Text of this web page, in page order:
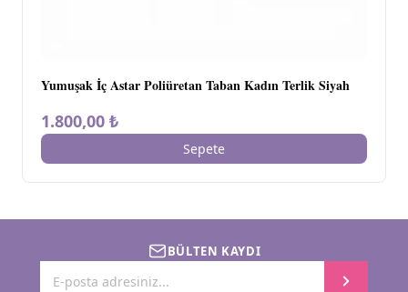
Yumuşak İç Astar Poliüretan Taban Kadın Terlik Siyah
1.800,00 ₺
Sepete
BÜLTEN KAYDI